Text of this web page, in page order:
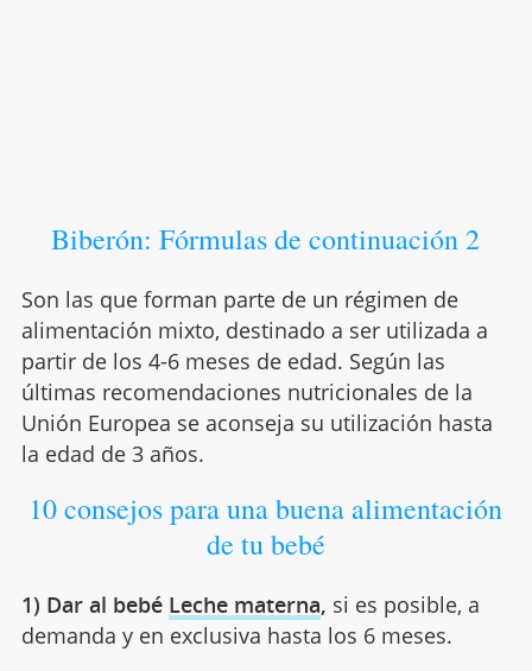
Biberón: Fórmulas de continuación 2
Son las que forman parte de un régimen de
alimentación mixto, destinado a ser utilizada a
partir de los 4-6 meses de edad. Según las
últimas recomendaciones nutricionales de la
Unión Europea se aconseja su utilización hasta
la edad de 3 años.
10 consejos para una buena alimentación
de tu bebé
1) Dar al bebé Leche materna, si es posible, a
demanda y en exclusiva hasta los 6 meses.